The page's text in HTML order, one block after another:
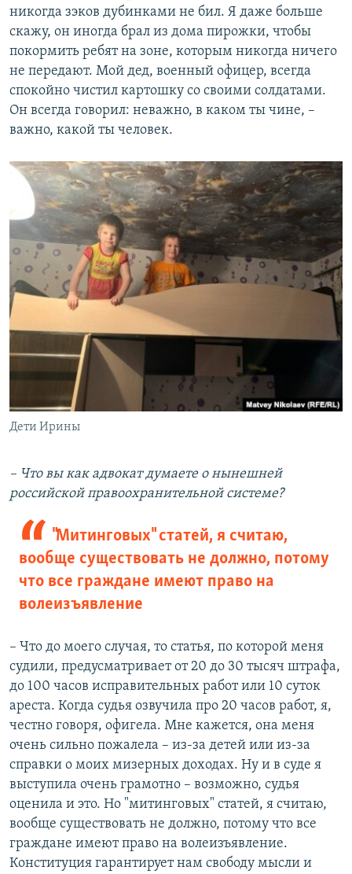
никогда зэков дубинками не бил. Я даже больше
скажу, он иногда брал из дома пирожки, чтобы
покормить ребят на зоне, которым никогда ничего
не передают. Мой дед, военный офицер, всегда
спокойно чистил картошку со своими солдатами.
Он всегда говорил: неважно, в каком ты чине, –
важно, какой ты человек.
Дети Ирины
– Что вы как адвокат думаете о нынешней
российской правоохранительной системе?
"Митинговых" статей, я считаю,
вообще существовать не должно, потому
что все граждане имеют право на
волеизъявление
– Что до моего случая, то статья, по которой меня
судили, предусматривает от 20 до 30 тысяч штрафа,
до 100 часов исправительных работ или 10 суток
ареста. Когда судья озвучила про 20 часов работ, я,
честно говоря, офигела. Мне кажется, она меня
очень сильно пожалела – из-за детей или из-за
справки о моих мизерных доходах. Ну и в суде я
выступила очень грамотно – возможно, судья
оценила и это. Но "митинговых" статей, я считаю,
вообще существовать не должно, потому что все
граждане имеют право на волеизъявление.
Конституция гарантирует нам свободу мысли и